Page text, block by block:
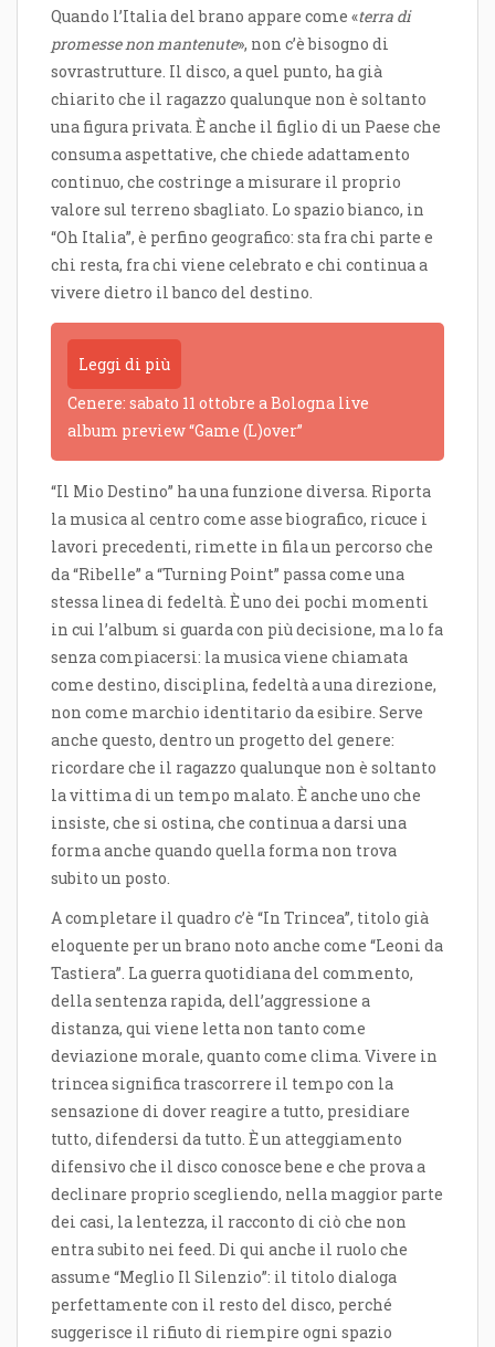
Quando l’Italia del brano appare come «terra di
promesse non mantenute», non c’è bisogno di
sovrastrutture. Il disco, a quel punto, ha già
chiarito che il ragazzo qualunque non è soltanto
una figura privata. È anche il figlio di un Paese che
consuma aspettative, che chiede adattamento
continuo, che costringe a misurare il proprio
valore sul terreno sbagliato. Lo spazio bianco, in
“Oh Italia”, è perfino geografico: sta fra chi parte e
chi resta, fra chi viene celebrato e chi continua a
vivere dietro il banco del destino.
Leggi di più
Cenere: sabato 11 ottobre a Bologna live
album preview “Game (L)over”
“Il Mio Destino” ha una funzione diversa. Riporta
la musica al centro come asse biografico, ricuce i
lavori precedenti, rimette in fila un percorso che
da “Ribelle” a “Turning Point” passa come una
stessa linea di fedeltà. È uno dei pochi momenti
in cui l’album si guarda con più decisione, ma lo fa
senza compiacersi: la musica viene chiamata
come destino, disciplina, fedeltà a una direzione,
non come marchio identitario da esibire. Serve
anche questo, dentro un progetto del genere:
ricordare che il ragazzo qualunque non è soltanto
la vittima di un tempo malato. È anche uno che
insiste, che si ostina, che continua a darsi una
forma anche quando quella forma non trova
subito un posto.
A completare il quadro c’è “In Trincea”, titolo già
eloquente per un brano noto anche come “Leoni da
Tastiera”. La guerra quotidiana del commento,
della sentenza rapida, dell’aggressione a
distanza, qui viene letta non tanto come
deviazione morale, quanto come clima. Vivere in
trincea significa trascorrere il tempo con la
sensazione di dover reagire a tutto, presidiare
tutto, difendersi da tutto. È un atteggiamento
difensivo che il disco conosce bene e che prova a
declinare proprio scegliendo, nella maggior parte
dei casi, la lentezza, il racconto di ciò che non
entra subito nei feed. Di qui anche il ruolo che
assume “Meglio Il Silenzio”: il titolo dialoga
perfettamente con il resto del disco, perché
suggerisce il rifiuto di riempire ogni spazio